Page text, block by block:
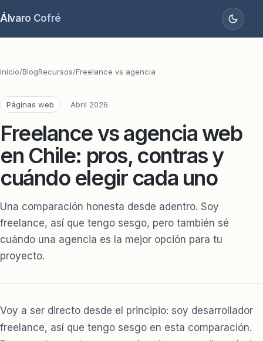
Álvaro Cofré
Inicio/BlogRecursos/Freelance vs agencia
Páginas web Abril 2026
Freelance vs agencia web
en Chile: pros, contras y
cuándo elegir cada uno
Una comparación honesta desde adentro. Soy
freelance, así que tengo sesgo, pero también sé
cuándo una agencia es la mejor opción para tu
proyecto.
Voy a ser directo desde el principio: soy desarrollador
freelance, así que tengo sesgo en esta comparación.